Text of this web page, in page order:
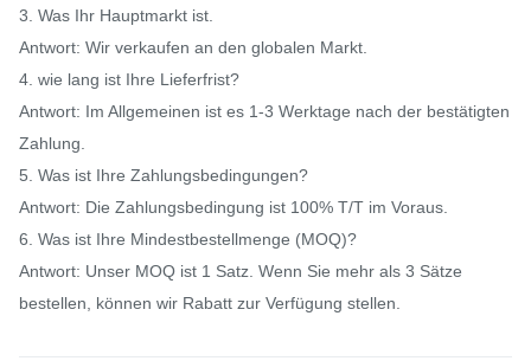
3. Was Ihr Hauptmarkt ist.
Antwort: Wir verkaufen an den globalen Markt.
4. wie lang ist Ihre Lieferfrist?
Antwort: Im Allgemeinen ist es 1-3 Werktage nach der bestätigten
Zahlung.
5. Was ist Ihre Zahlungsbedingungen?
Antwort: Die Zahlungsbedingung ist 100% T/T im Voraus.
6. Was ist Ihre Mindestbestellmenge (MOQ)?
Antwort: Unser MOQ ist 1 Satz. Wenn Sie mehr als 3 Sätze
bestellen, können wir Rabatt zur Verfügung stellen.